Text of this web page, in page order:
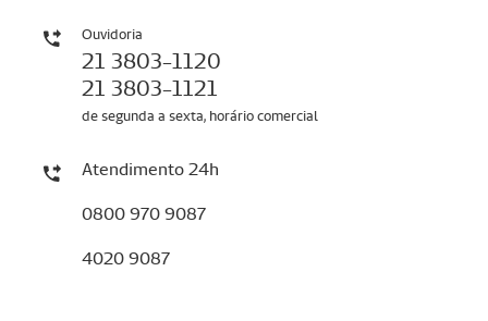
Ouvidoria
21 3803-1120
21 3803-1121
de segunda a sexta, horário comercial
Atendimento 24h
0800 970 9087
4020 9087